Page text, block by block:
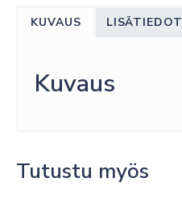
KUVAUS LISÄTIEDOT
Kuvaus
Tutustu myös